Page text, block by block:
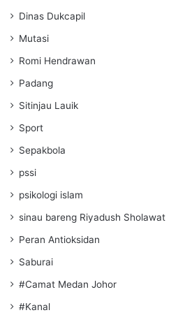
Dinas Dukcapil
Mutasi
Romi Hendrawan
Padang
Sitinjau Lauik
Sport
Sepakbola
pssi
psikologi islam
sinau bareng Riyadush Sholawat
Peran Antioksidan
Saburai
#Camat Medan Johor
#Kanal